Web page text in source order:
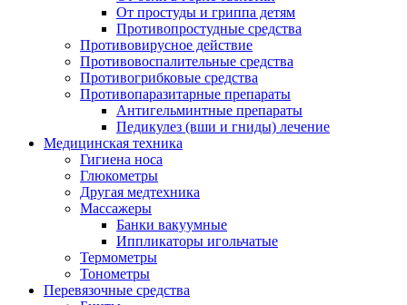
От простуды и гриппа детям
Противопростудные средства
Противовирусное действие
Противовоспалительные средства
Противогрибковые средства
Противопаразитарные препараты
Антигельминтные препараты
Педикулез (вши и гниды) лечение
Медицинская техника
Гигиена носа
Глюкометры
Другая медтехника
Массажеры
Банки вакуумные
Иппликаторы игольчатые
Термометры
Тонометры
Перевязочные средства